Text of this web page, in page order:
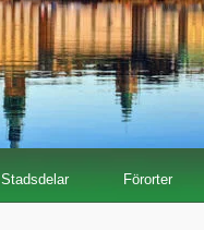
Stadsdelar Förorter